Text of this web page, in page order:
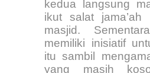
kedua langsung
ikut salat
masjid.
memiliki inisiatif
itu sambil
yang masih